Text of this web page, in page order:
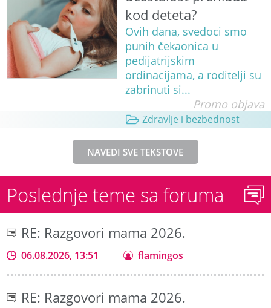
kod deteta?
Ovih dana, svedoci smo
punih čekaonica u
pedijatrijskim
ordinacijama, a roditelji su
zabrinuti si...
Promo objava
Zdravlje i bezbednost
NAVEDI SVE TEKSTOVE
Poslednje teme sa foruma
RE: Razgovori mama 2026.
06.08.2026, 13:51 flamingos
RE: Razgovori mama 2026.